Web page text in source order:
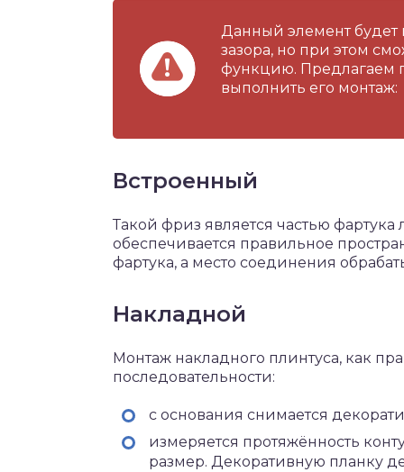
Данный элемент будет
зазора, но при этом
функцию. Предлагаем
выполнить его монтаж:
Встроенный
Такой фриз является частью
обеспечивается правильное
фартука, а место соединения
Накладной
Монтаж накладного плинтуса, как
последовательности:
с основания снимается
измеряется протяжённость
размер. Декоративную планку